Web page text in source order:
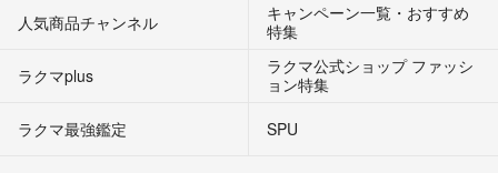
人気商品チャンネル
キャンペーン一覧・おすすめ
特集
ラクマplus
ラクマ公式ショップ ファッシ
ョン特集
ラクマ最強鑑定
SPU